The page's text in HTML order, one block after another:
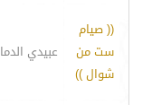
(( صيام
ست من
شوال ))
عبيدي